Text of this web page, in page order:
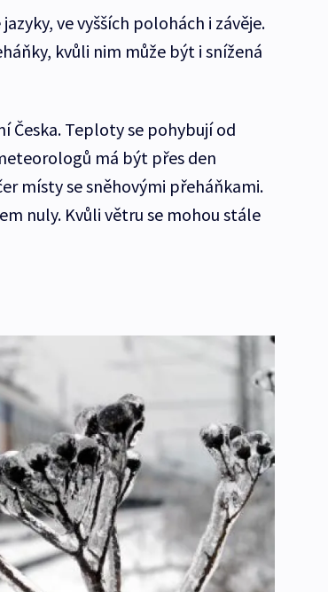
ve vyšších polohách i závěje.
kvůli nim může být i snížená
Česka. Teploty se pohybují od
má být přes den
místy se sněhovými přeháňkami.
nuly. Kvůli větru se mohou stále